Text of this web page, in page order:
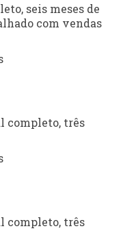
seis meses de
com vendas
completo, três
completo, três